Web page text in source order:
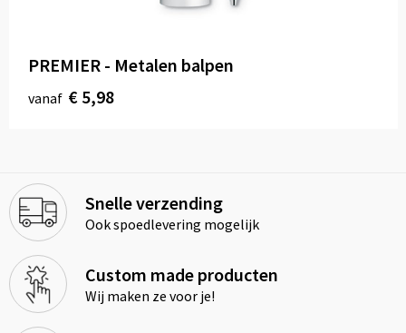
PREMIER - Metalen balpen
vanaf € 5,98
Snelle verzending
Ook spoedlevering mogelijk
Custom made producten
Wij maken ze voor je!